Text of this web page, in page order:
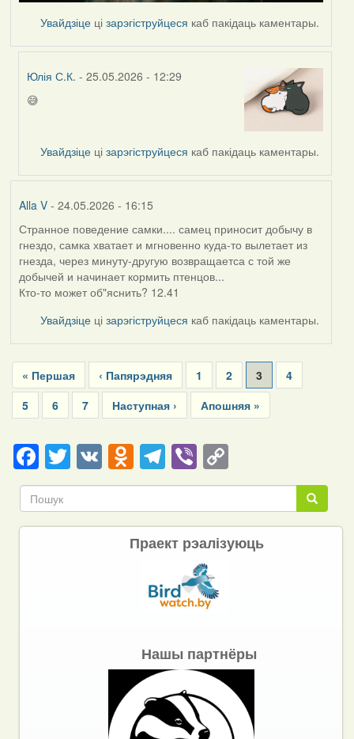
Увайдзіце цізарэгіструйцеся каб пакідаць каментары.
Юлія С.К. - 25.05.2026 - 12:29
In
nasta
😅
Увайдзіце цізарэгіструйцеся каб пакідаць каментары.
Alla V- 24.05.2026 - 16:15
Странное поведение самки.... самец приносит добычу в
гнездо, самка хватает и мгновенно куда-то вылетает из
гнезда, через минуту-другую возвращаетса с той же
добычей и начинает кормить птенцов...
Кто-то может об"яснить? 12.41
Увайдзіце цізарэгіструйцеся каб пакідаць каментары.
Pagination
First
page
« Першая
Previous
page
‹ Папярэдняя Page
1 Page
2
Current
page
3 Page
4
Page
5 Page
6 Page
7
Next
page
Наступная ›
Last
page
Апошняя »
Facebook
Twitter
VKOdnoklassniki
Telegram
ViberCopy
Link Пошук
Пошук
Праект рэалізуюць
Нашы партнёры